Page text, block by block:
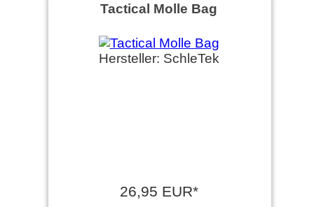
Tactical Molle Bag
Hersteller: SchleTek
26,95 EUR*